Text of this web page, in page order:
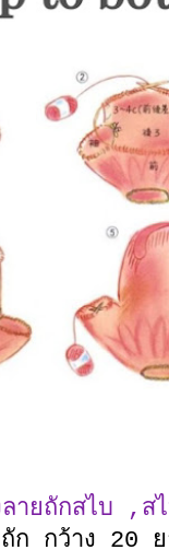
ลายถักสไบ ,ส
ก กว้าง 20